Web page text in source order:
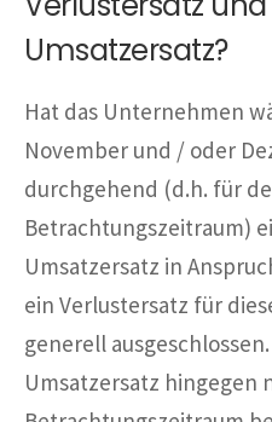
Umsatzersatz?
Hat das Unternehmen
November und / oder
durchgehend (d.h. für
Betrachtungszeitraum)
Umsatzersatz in
ein Verlustersatz für
generell
Umsatzersatz hingegen